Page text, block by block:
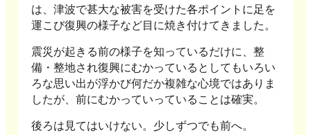
は、津波で甚大な被害を受けた各ポイントに足を
運こび復興の様子など目に焼き付けてきました。
震災が起きる前の様子を知っているだけに、整
備・整地され復興にむかっているとしてもいろい
ろな思い出が浮かび何だか複雑な心境ではありま
したが、前にむかっていっていることは確実。
後ろは見てはいけない。少しずつでも前へ。